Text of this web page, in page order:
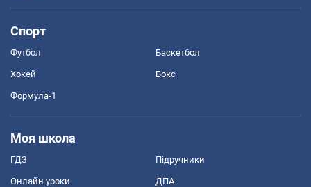
Спорт
Футбол Баскетбол
Хокей Бокс
Формула-1
Моя школа
ГДЗ Підручники
Онлайн уроки ДПА